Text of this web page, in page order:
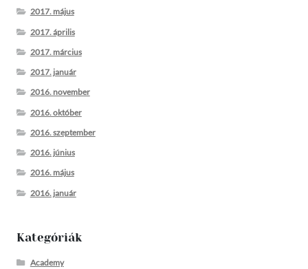
2017. május
2017. április
2017. március
2017. január
2016. november
2016. október
2016. szeptember
2016. június
2016. május
2016. január
Kategóriák
Academy